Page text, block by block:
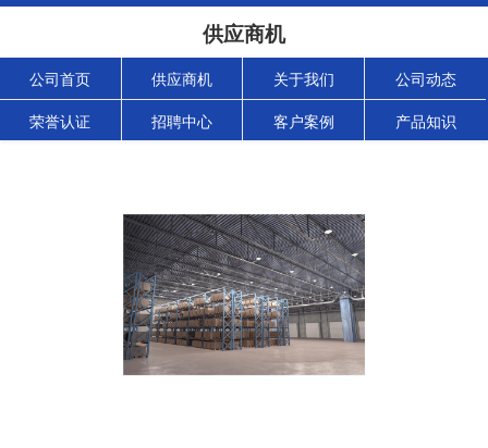
供应商机
公司首页 供应商机 关于我们 公司动态
荣誉认证 招聘中心 客户案例 产品知识